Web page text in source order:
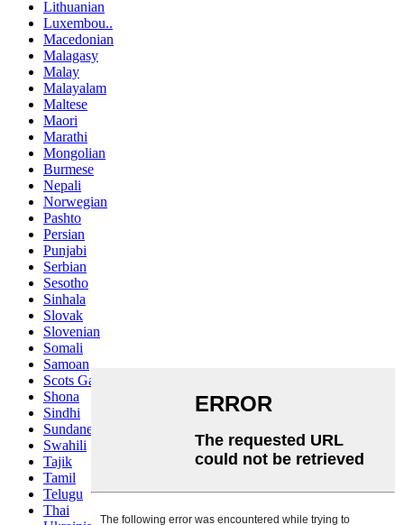
Lithuanian
Luxembou..
Macedonian
Malagasy
Malay
Malayalam
Maltese
Maori
Marathi
Mongolian
Burmese
Nepali
Norwegian
Pashto
Persian
Punjabi
Serbian
Sesotho
Sinhala
Slovak
Slovenian
Somali
Samoan
Scots Gaelic
Shona
Sindhi
Sundanese
Swahili
Tajik
Tamil
Telugu
Thai